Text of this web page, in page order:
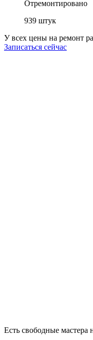
Отремонтировано
939 штук
У всех цены на ремонт
Записаться сейчас
Есть свободные мастера